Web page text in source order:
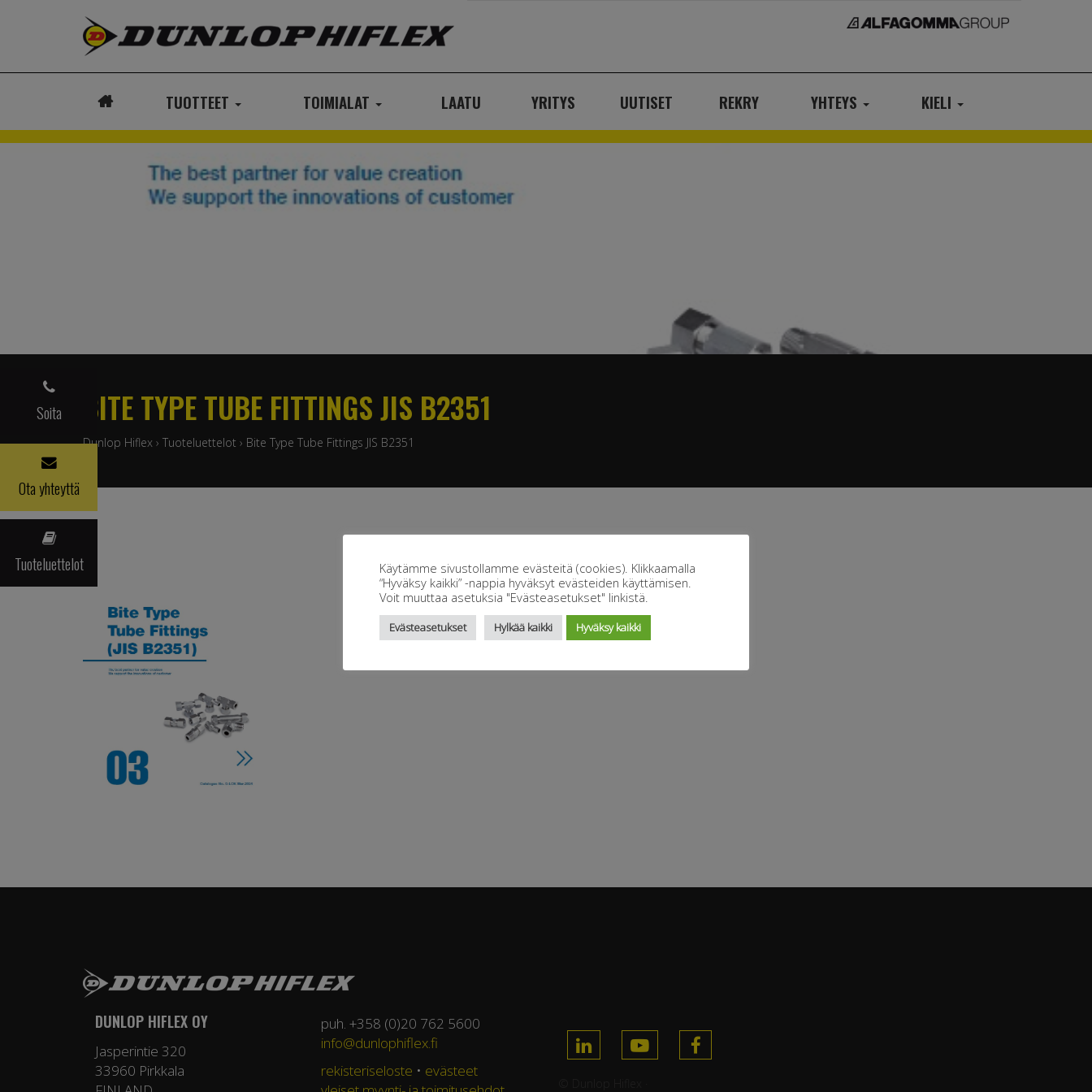
TUOTTEET TOIMIALAT LAATU YRITYS UUTISET REKRY YHTEYS KIELI
Soita
Ota yhteyttä
Tuoteluettelot
BITE TYPE TUBE FITTINGS JIS B2351
Dunlop Hiflex › Tuoteluettelot › Bite Type Tube Fittings JIS B2351
DUNLOP HIFLEX OY
Jasperintie 320
33960 Pirkkala
puh. +358 (0)20 762 5600
info@dunlophiflex.fi
rekisteriseloste • evästeet
Käytämme sivustollamme evästeitä (cookies). Klikkaamalla
“Hyväksy kaikki” -nappia hyväksyt evästeiden käyttämisen.
Voit muuttaa asetuksia "Evästeasetukset" linkistä.
Evästeasetukset Hylkää kaikki Hyväksy kaikki